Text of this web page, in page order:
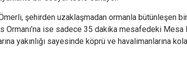
şehirden uzaklaşmadan ormanla bütünleşen bir
Ormanı’na ise sadece 35 dakika mesafedeki
yakınlığı sayesinde köprü ve havalimanlarına